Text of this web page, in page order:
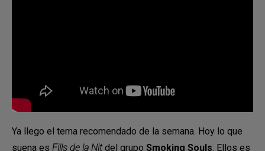
Ya llego el tema recomendado de la semana. Hoy lo que
suena es Fills de la Nit del grupo Smoking Souls. Ellos es